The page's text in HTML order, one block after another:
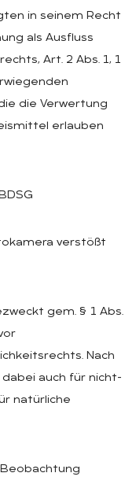
in seinem Recht
als Ausfluss
Art. 2 Abs. 1, 1
die Verwertung
erlauben
verstößt
gem. § 1 Abs.
Nach
dabei auch für nicht-
natürliche
Beobachtung